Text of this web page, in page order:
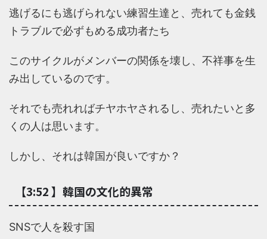
逃げるにも逃げられない練習生達と、売れても金銭
トラブルで必ずもめる成功者たち
このサイクルがメンバーの関係を壊し、不祥事を生
み出しているのです。
それでも売れればチヤホヤされるし、売れたいと多
くの人は思います。
しかし、それは韓国が良いですか？
【3:52 】韓国の文化的異常
SNSで人を殺す国